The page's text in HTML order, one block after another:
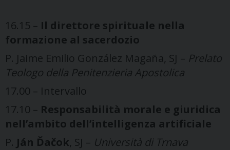
16.15 – Il direttore spirituale nella
formazione al sacerdozio
P. Jaime Emilio González Magaña, SJ – Prelato
Teologo della Penitenzieria Apostolica
17.00 – Intervallo
17.10 – Responsabilità morale e giuridica
nell’ambito dell’intelligenza artificiale
P. Ján Ďačok, SJ – Università di Trnava